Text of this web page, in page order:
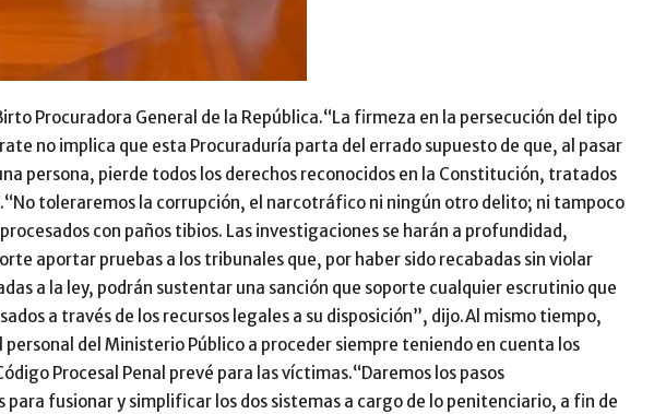
Procuradora General de la República.“La firmeza en la persecución del tipo
no implica que esta Procuraduría parta del errado supuesto de que, al pasar
persona, pierde todos los derechos reconocidos en la Constitución, tratados
toleraremos la corrupción, el narcotráfico ni ningún otro delito; ni tampoco
con paños tibios. Las investigaciones se harán a profundidad,
aportar pruebas a los tribunales que, por haber sido recabadas sin violar
a la ley, podrán sustentar una sanción que soporte cualquier escrutinio que
a través de los recursos legales a su disposición”, dijo.Al mismo tiempo,
personal del Ministerio Público a proceder siempre teniendo en cuenta los
Procesal Penal prevé para las víctimas.“Daremos los pasos
para fusionar y simplificar los dos sistemas a cargo de lo penitenciario, a fin de